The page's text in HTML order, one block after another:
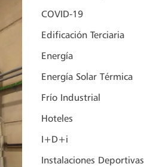
COVID-19
Edificación Terciaria
Energía
Energía Solar Térmica
Frío Industrial
Hoteles
I+D+i
Instalaciones Deportivas